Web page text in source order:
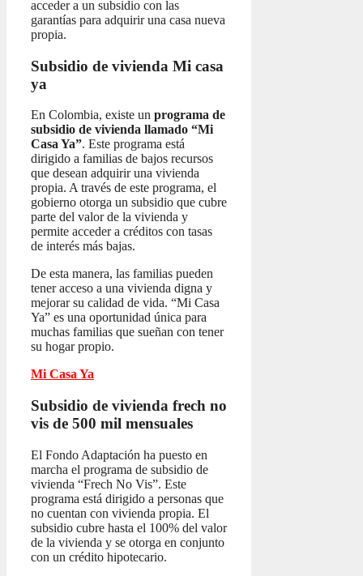
acceder a un subsidio con las
garantías para adquirir una casa nueva
propia.
Subsidio de vivienda Mi casa
ya
En Colombia, existe un programa de
subsidio de vivienda llamado “Mi
Casa Ya”. Este programa está
dirigido a familias de bajos recursos
que desean adquirir una vivienda
propia. A través de este programa, el
gobierno otorga un subsidio que cubre
parte del valor de la vivienda y
permite acceder a créditos con tasas
de interés más bajas.
De esta manera, las familias pueden
tener acceso a una vivienda digna y
mejorar su calidad de vida. “Mi Casa
Ya” es una oportunidad única para
muchas familias que sueñan con tener
su hogar propio.
Mi Casa Ya
Subsidio de vivienda frech no
vis de 500 mil mensuales
El Fondo Adaptación ha puesto en
marcha el programa de subsidio de
vivienda “Frech No Vis”. Este
programa está dirigido a personas que
no cuentan con vivienda propia. El
subsidio cubre hasta el 100% del valor
de la vivienda y se otorga en conjunto
con un crédito hipotecario.